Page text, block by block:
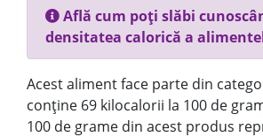
Află cum poți slăbi
densitatea calorică a
Acest aliment face parte din
conține 69 kilocalorii la 100 de
100 de grame din acest produs